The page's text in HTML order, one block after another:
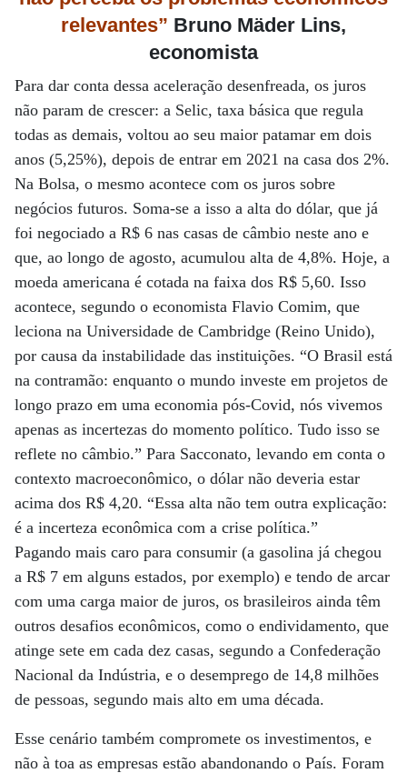
relevantes” Bruno Mäder Lins,
economista
Para dar conta dessa aceleração desenfreada, os juros
não param de crescer: a Selic, taxa básica que regula
todas as demais, voltou ao seu maior patamar em dois
anos (5,25%), depois de entrar em 2021 na casa dos 2%.
Na Bolsa, o mesmo acontece com os juros sobre
negócios futuros. Soma-se a isso a alta do dólar, que já
foi negociado a R$ 6 nas casas de câmbio neste ano e
que, ao longo de agosto, acumulou alta de 4,8%. Hoje, a
moeda americana é cotada na faixa dos R$ 5,60. Isso
acontece, segundo o economista Flavio Comim, que
leciona na Universidade de Cambridge (Reino Unido),
por causa da instabilidade das instituições. “O Brasil está
na contramão: enquanto o mundo investe em projetos de
longo prazo em uma economia pós-Covid, nós vivemos
apenas as incertezas do momento político. Tudo isso se
reflete no câmbio.” Para Sacconato, levando em conta o
contexto macroeconômico, o dólar não deveria estar
acima dos R$ 4,20. “Essa alta não tem outra explicação:
é a incerteza econômica com a crise política.”
Pagando mais caro para consumir (a gasolina já chegou
a R$ 7 em alguns estados, por exemplo) e tendo de arcar
com uma carga maior de juros, os brasileiros ainda têm
outros desafios econômicos, como o endividamento, que
atinge sete em cada dez casas, segundo a Confederação
Nacional da Indústria, e o desemprego de 14,8 milhões
de pessoas, segundo mais alto em uma década.
Esse cenário também compromete os investimentos, e
não à toa as empresas estão abandonando o País. Foram